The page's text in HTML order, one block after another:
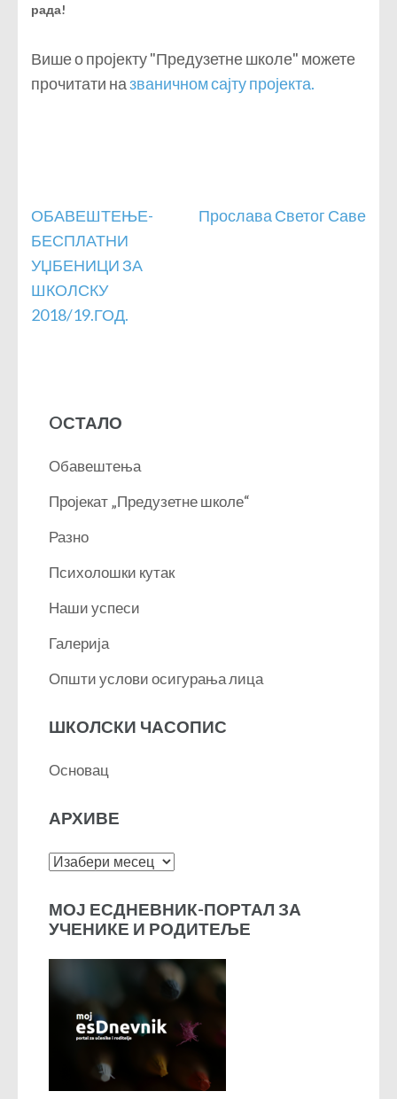
рада!
Више о пројекту "Предузетне школе" можете
прочитати названичном сајту пројекта.
Кретање
чланка
ОБАВЕШТЕЊЕ-
БЕСПЛАТНИ
УЏБЕНИЦИ ЗА
ШКОЛСКУ
2018/19.ГОД.
Прослава Светог Саве
OСТАЛО
Обавештења
Пројекат „Предузетне школе“
Разно
Психолошки кутак
Наши успеси
Галерија
Општи услови осигурања лица
ШКОЛСКИ ЧАСОПИС
Основац
АРХИВЕ
Архиве
МОЈ ЕСДНЕВНИК-ПОРТАЛ ЗА
УЧЕНИКЕ И РОДИТЕЉЕ